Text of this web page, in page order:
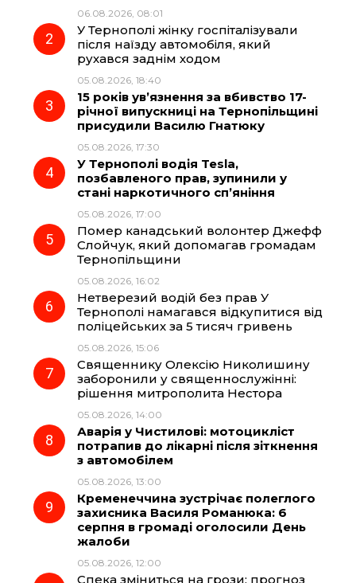
o
k
r
a
m
A
p
06.08.2026, 08:01
У Тернополі жінку госпіталізували
після наїзду автомобіля, який
рухався заднім ходом
05.08.2026, 18:40
15 років ув’язнення за вбивство 17-
річної випускниці на Тернопільщині
присудили Василю Гнатюку
05.08.2026, 17:30
У Тернополі водія Tesla,
позбавленого прав, зупинили у
стані наркотичного сп’яніння
05.08.2026, 17:00
Помер канадський волонтер Джефф
Слойчук, який допомагав громадам
Тернопільщини
05.08.2026, 16:02
Нетверезий водій без прав У
Тернополі намагався відкупитися від
поліцейських за 5 тисяч гривень
05.08.2026, 15:06
Священнику Олексію Николишину
заборонили у священнослужінні:
рішення митрополита Нестора
05.08.2026, 14:00
Аварія у Чистилові: мотоцикліст
потрапив до лікарні після зіткнення
з автомобілем
05.08.2026, 13:00
Кременеччина зустрічає полеглого
захисника Василя Романюка: 6
серпня в громаді оголосили День
жалоби
05.08.2026, 12:00
Спека зміниться на грози: прогноз